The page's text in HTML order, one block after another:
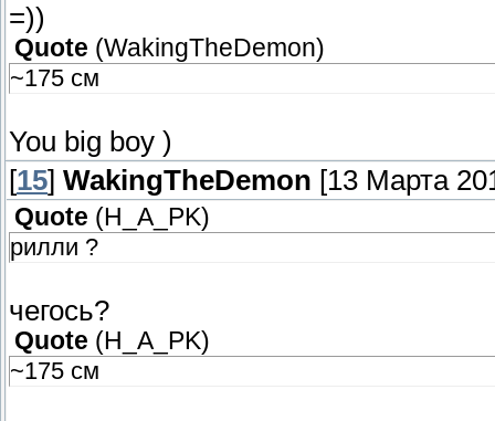
=))
Quote (WakingTheDemon)
~175 см
You big boy )
[15] WakingTheDemon [13 Марта
Quote ( H_A_PK)
рилли ?
чегось?
Quote ( H_A_PK)
~175 см